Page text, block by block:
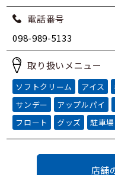
電話番号
098-989-5133
取り扱いメニュー
ソフトクリーム アイス
サンデー
アップルパイ
フロート
グッズ 駐車
店舗